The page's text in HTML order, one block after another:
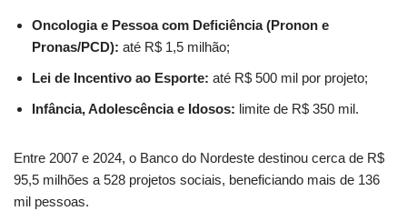
Oncologia e Pessoa com Deficiência (Pronon e
Pronas/PCD): até R$ 1,5 milhão;
Lei de Incentivo ao Esporte: até R$ 500 mil por projeto;
Infância, Adolescência e Idosos: limite de R$ 350 mil.
Entre 2007 e 2024, o Banco do Nordeste destinou cerca de R$
95,5 milhões a 528 projetos sociais, beneficiando mais de 136
mil pessoas.